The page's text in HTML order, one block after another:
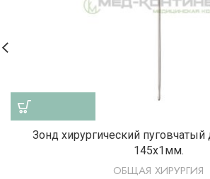
Зонд хирургический пуговчатый
145х1мм.
ОБЩАЯ ХИРУРГИЯ